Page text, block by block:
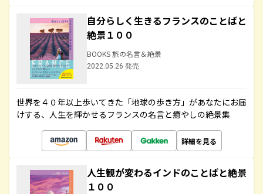
自分らしく生きるフランスのことばと
絶景１００
BOOKS 旅の名言＆絶景
2022.05.26 発売
世界を４０年以上歩いてきた「地球の歩き方」があなたにお届
けする、人生を輝かせるフランスの名言と癒やしの絶景集
詳細を見る
人生観が変わるインドのことばと絶景
１００